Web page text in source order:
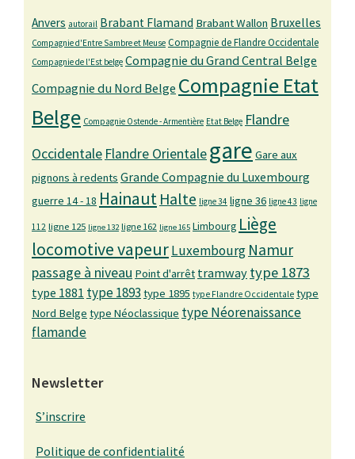
Anvers autorail Brabant Flamand Brabant Wallon Bruxelles
Compagnie d'Entre Sambre et Meuse Compagnie de Flandre Occidentale
Compagnie de l'Est belge Compagnie du Grand Central Belge
Compagnie du Nord Belge Compagnie Etat
Belge Compagnie Ostende - Armentière Etat Belge Flandre
Occidentale Flandre Orientalegare Gare aux
pignons à redents Grande Compagnie du Luxembourg
guerre 14 - 18 Hainaut Halte ligne 34 ligne 36 ligne 43 ligne
112 ligne 125 ligne 132 ligne 162 ligne 165 Limbourg Liège
locomotive vapeurLuxembourg Namur
passage à niveau Point d'arrêt tramway type 1873
type 1881 type 1893 type 1895 type Flandre Occidentale type
Nord Belge type Néoclassique type Néorenaissance
flamande
Newsletter
S’inscrire
Politique de confidentialité